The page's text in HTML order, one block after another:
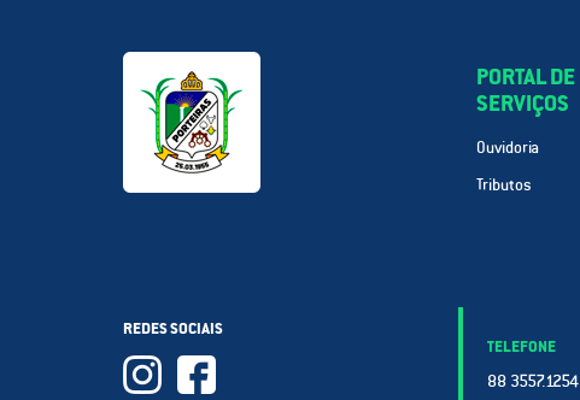
PORTAL DE
SERVIÇOS
Ouvidoria
Tributos
REDES SOCIAIS
TELEFONE
88 3557.1254